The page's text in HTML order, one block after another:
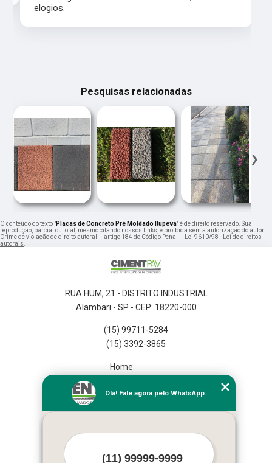
elogios.
Pesquisas relacionadas
‹ ›
O conteúdo do texto "Placas de Concreto Pré Moldado Itupeva" é de direito reservado. Sua
reprodução, parcial ou total, mesmo citando nossos links, é proibida sem a autorização do autor.
Crime de violação de direito autoral – artigo 184 do Código Penal – Lei 9610/98 - Lei de direitos
autorais.
RUA HUM, 21 - DISTRITO INDUSTRIAL
Alambari - SP - CEP: 18220-000
(15) 99711-5284
(15) 3392-3865
Home
Missão
Serviços
Olá! Fale agora pelo WhatsApp.